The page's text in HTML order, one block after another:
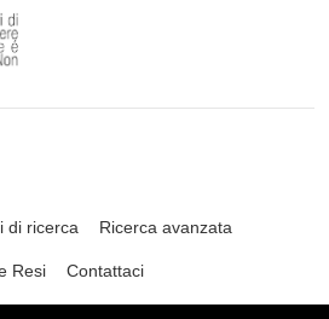
di ricerca Ricerca avanzata
Resi Contattaci